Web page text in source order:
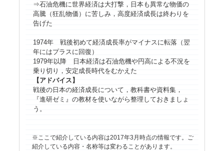
⇒石油危機に世界経済は大打撃，日本も異常な物価の
高騰（狂乱物価）に苦しみ，高度経済成長は終わりを
告げた
1974年 戦後初めて経済成長率がマイナスに転落（翌
年にはプラスに回復）
1979年以降 日本経済は石油危機や円高による不況を
乗り切り，安定成長時代をむかえた
【アドバイス】
戦後の日本の経済成長について，教科書や資料集，
『進研ゼミ』の教材を使いながら整理しておきましょ
う。
ここで紹介している内容は2017年3月時点の情報です。ご
紹介している内容・名称等は変わることがあります。